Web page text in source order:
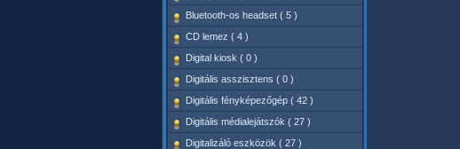
Bluetooth-os headset ( 5 )
CD lemez ( 4 )
Digital kiosk ( 0 )
Digitális asszisztens ( 0 )
Digitális fényképezőgép ( 42 )
Digitális médialejátszók ( 27 )
Digitalizáló eszközök ( 27 )